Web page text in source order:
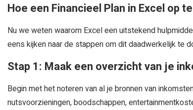
Hoe een Financieel Plan in Excel op
Nu we weten waarom Excel een uitstekend
eens kijken naar de stappen om dit daadwerkelijk te
Stap 1: Maak een overzicht van je
Begin met het noteren van al je bronnen van
nutsvoorzieningen, boodschappen,